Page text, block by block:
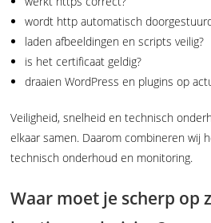
wordt http automatisch
laden afbeeldingen en scripts veilig?
is het certificaat geldig?
draaien WordPress en plugins op
Veiligheid, snelheid en technisch
elkaar samen. Daarom combineren wij
technisch onderhoud en monitoring.
Waar moet je scherp op